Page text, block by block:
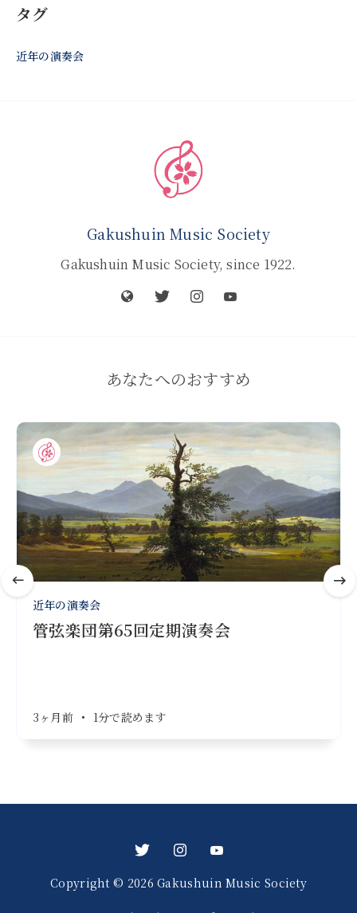
タグ
近年の演奏会
Gakushuin Music Society
Gakushuin Music Society, since 1922.
あなたへのおすすめ
近年の演奏会
管弦楽団第65回定期演奏会
3ヶ月前 • 1分で読めます
Copyright © 2026 Gakushuin Music Society